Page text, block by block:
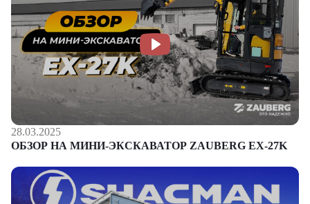
28.03.2025
ОБЗОР НА МИНИ-ЭКСКАВАТОР ZAUBERG EX-27K